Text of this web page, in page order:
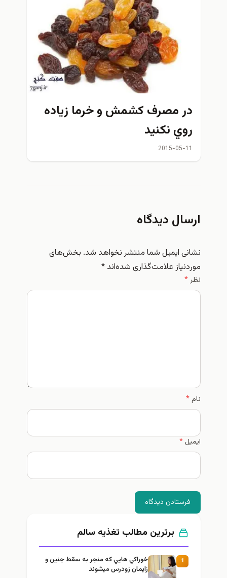
در مصرف كشمش و خرما زياده
روي نكنيد
2015-05-11
ارسال دیدگاه
نشانی ایمیل شما منتشر نخواهد شد. بخش‌های
موردنیاز علامت‌گذاری شده‌اند*
نظر*
نام*
ایمیل*
فرستادن دیدگاه
برترین مطالب تغذيه سالم
1
خوراكي هايي كه منجر به سقط جنين و
زايمان زودرس ميشوند